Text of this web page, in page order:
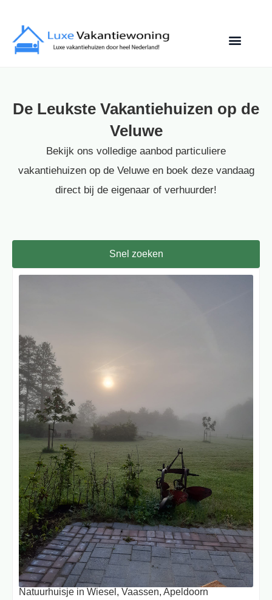
De Leukste Vakantiehuizen op de
Veluwe
Bekijk ons volledige aanbod particuliere
vakantiehuizen op de Veluwe en boek deze vandaag
direct bij de eigenaar of verhuurder!
Snel zoeken
Natuurhuisje in Wiesel, Vaassen, Apeldoorn